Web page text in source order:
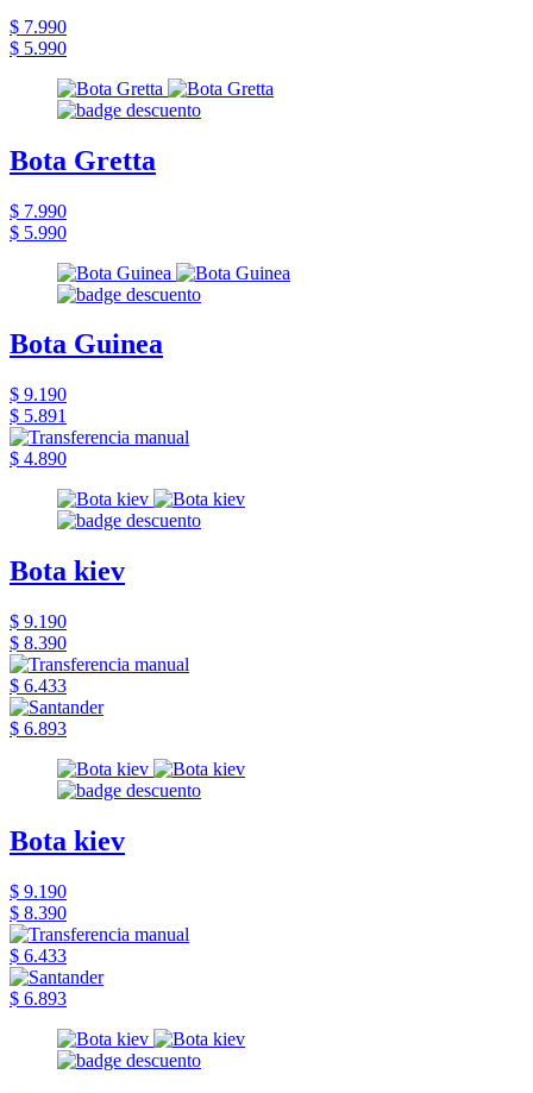
$ 7.990
$ 5.990
Bota Gretta
$ 7.990
$ 5.990
Bota Guinea
$ 9.190
$ 5.891
$ 4.890
Bota kiev
$ 9.190
$ 8.390
$ 6.433
$ 6.893
Bota kiev
$ 9.190
$ 8.390
$ 6.433
$ 6.893